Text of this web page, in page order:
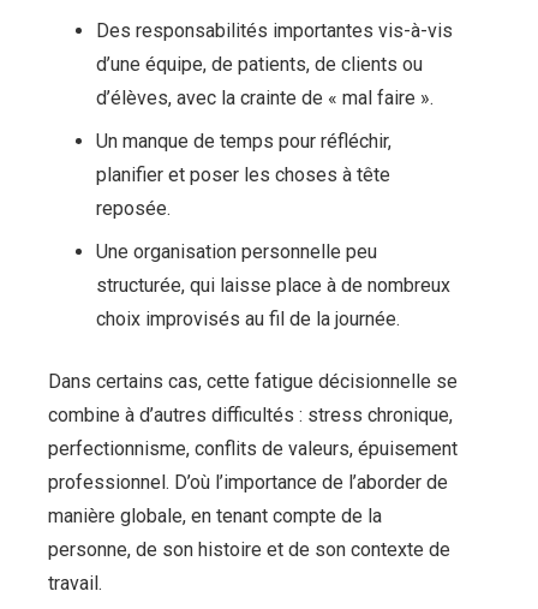
Des responsabilités importantes vis-à-vis
d’une équipe, de patients, de clients ou
d’élèves, avec la crainte de « mal faire ».
Un manque de temps pour réfléchir,
planifier et poser les choses à tête
reposée.
Une organisation personnelle peu
structurée, qui laisse place à de nombreux
choix improvisés au fil de la journée.
Dans certains cas, cette fatigue décisionnelle se
combine à d’autres difficultés : stress chronique,
perfectionnisme, conflits de valeurs, épuisement
professionnel. D’où l’importance de l’aborder de
manière globale, en tenant compte de la
personne, de son histoire et de son contexte de
travail.